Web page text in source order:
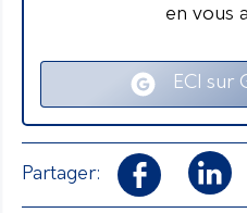
en vous
ECI sur
Partager: